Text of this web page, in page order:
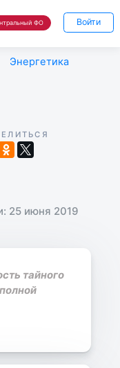
ФО Войти
Энергетика
25 июня 2019
тайного